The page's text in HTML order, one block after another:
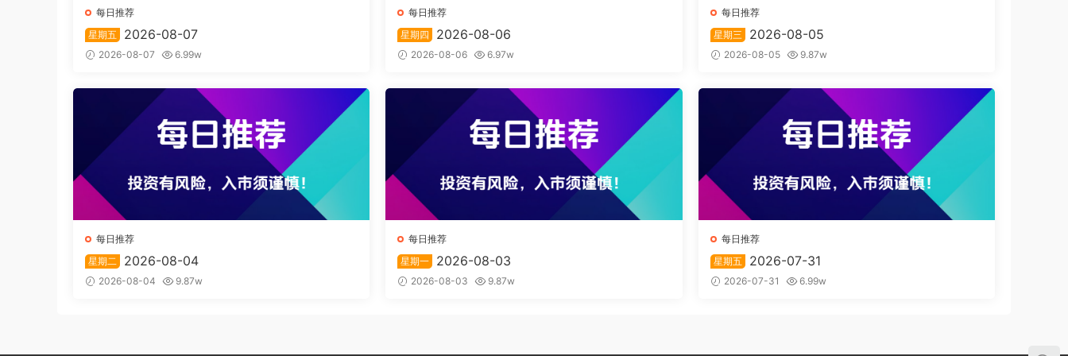
每日推荐
星期五
2026-08-07
2026-08-07 6.99w
每日推荐
星期四
2026-08-06
2026-08-06 6.97w
每日推荐
星期三
2026-08-05
2026-08-05 9.87w
每日推荐
星期二
2026-08-04
2026-08-04 9.87w
每日推荐
星期一
2026-08-03
2026-08-03 9.87w
每日推荐
星期五
2026-07-31
2026-07-31 6.99w